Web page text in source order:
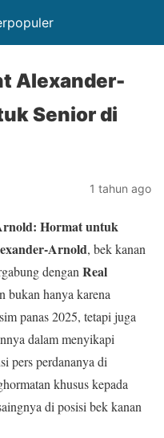
Alexander-
Senior di
1 tahun ago
Hormat untuk
Arnold, bek kanan
dengan Real
bukan hanya karena
panas 2025, tetapi juga
dalam menyikapi
pers perdananya di
khusus kepada
di posisi bek kanan